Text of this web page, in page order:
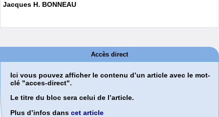
Jacques H. BONNEAU
Accès direct
Ici vous pouvez afficher le contenu d’un article avec le mot-
clé "acces-direct".
Le titre du bloc sera celui de l’article.
Plus d’infos dans cet article